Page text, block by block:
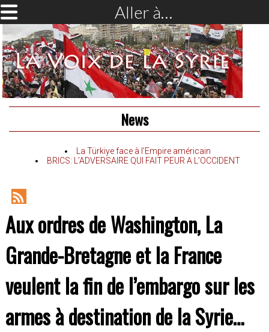
Aller à…
News
La Türkiye face à l’Empire américain
BRICS: L’ADVERSAIRE QUI FAIT PEUR A L’OCCIDENT
RSS
Feed
Aux ordres de Washington, La
Grande-Bretagne et la France
veulent la fin de l’embargo sur les
armes à destination de la Syrie…